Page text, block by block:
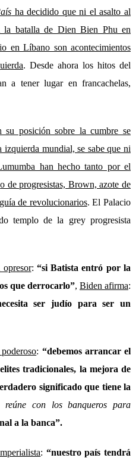
ha decidido que ni el asalto al
la batalla de Dien Bien Phu en
en Líbano son acontecimientos
. Desde ahora los hitos del
a tener lugar en francachelas,
su posición sobre la cumbre se
mundial, se sabe que ni
han hecho tanto por el
de progresistas, Brown, azote de
de revolucionarios. El Palacio
templo de la grey progresista
: “si Batista entró por la
que derrocarlo”, Biden afirma:
ser judío para ser un
: “debemos arrancar el
tradicionales, la mejora de
significado que tiene la
reúne con los banqueros para
a la banca”.
: “nuestro país tendrá